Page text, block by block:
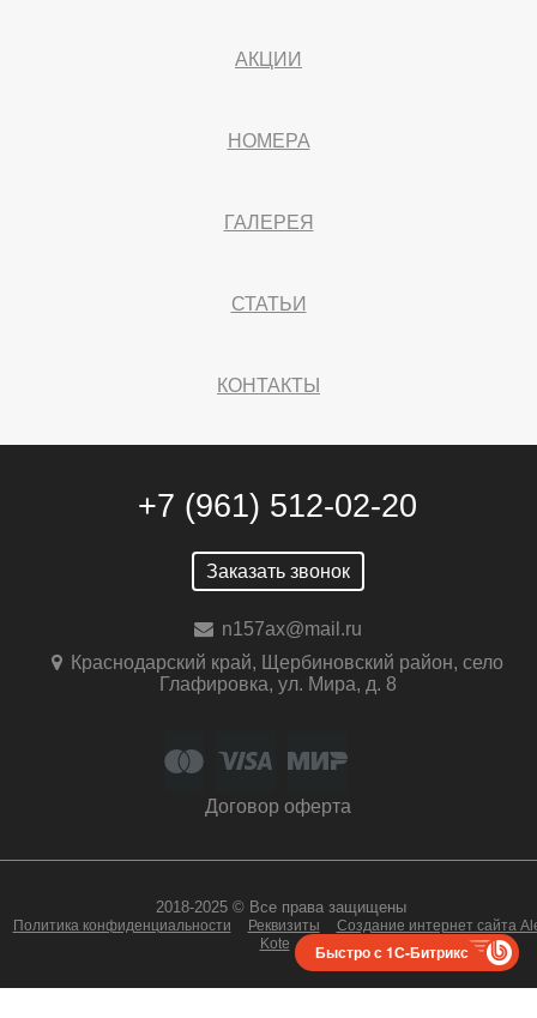
АКЦИИ
НОМЕРА
ГАЛЕРЕЯ
СТАТЬИ
КОНТАКТЫ
+7 (961) 512-02-20
Заказать звонок
n157ax@mail.ru
Краснодарский край, Щербиновский район, село
Глафировка, ул. Мира, д. 8
Договор оферта
2018-2025 © Все права защищены
Политика конфиденциальности Реквизиты
Создание интернет сайта
Kote
Быстро с 1С-Битрикс